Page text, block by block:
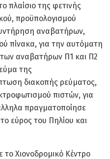
πλαίσιο της φετινής
προϋπολογισμού
αναβατήρων,
πίνακα, για την αυτόματη
αναβατήρων Π1 και Π2
της
διακοπής ρεύματος,
πιστών, για
πραγματοποίησε
εύρος του Πηλίου και
το Χιονοδρομικό Κέντρο